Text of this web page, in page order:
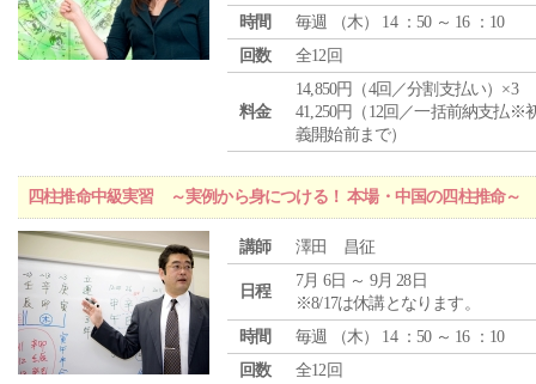
時間
毎週 （木） 14 ：50 ～ 16 ：10
回数
全12回
料金
14,850円（4回／分割支払い）×3
41,250円（12回／一括前納支払※
義開始前まで）
四柱推命中級実習 ～実例から身につける！ 本場・中国の四柱推命～
講師 澤田 昌征
日程
7月 6日 ～ 9月 28日
※8/17は休講となります。
時間
毎週 （木） 14 ：50 ～ 16 ：10
回数
全12回